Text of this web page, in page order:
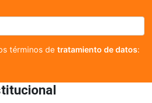
términos de tratamiento de datos: